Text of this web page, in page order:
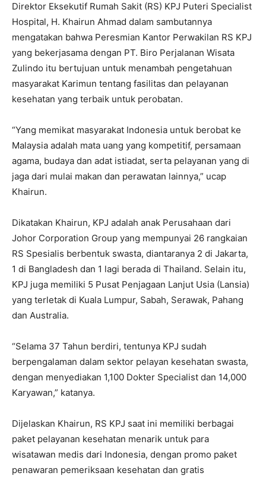
Direktor Eksekutif Rumah Sakit (RS) KPJ Puteri Specialist
Hospital, H. Khairun Ahmad dalam sambutannya
mengatakan bahwa Peresmian Kantor Perwakilan RS KPJ
yang bekerjasama dengan PT. Biro Perjalanan Wisata
Zulindo itu bertujuan untuk menambah pengetahuan
masyarakat Karimun tentang fasilitas dan pelayanan
kesehatan yang terbaik untuk perobatan.
“Yang memikat masyarakat Indonesia untuk berobat ke
Malaysia adalah mata uang yang kompetitif, persamaan
agama, budaya dan adat istiadat, serta pelayanan yang di
jaga dari mulai makan dan perawatan lainnya,” ucap
Khairun.
Dikatakan Khairun, KPJ adalah anak Perusahaan dari
Johor Corporation Group yang mempunyai 26 rangkaian
RS Spesialis berbentuk swasta, diantaranya 2 di Jakarta,
1 di Bangladesh dan 1 lagi berada di Thailand. Selain itu,
KPJ juga memiliki 5 Pusat Penjagaan Lanjut Usia (Lansia)
yang terletak di Kuala Lumpur, Sabah, Serawak, Pahang
dan Australia.
“Selama 37 Tahun berdiri, tentunya KPJ sudah
berpengalaman dalam sektor pelayan kesehatan swasta,
dengan menyediakan 1,100 Dokter Specialist dan 14,000
Karyawan,” katanya.
Dijelaskan Khairun, RS KPJ saat ini memiliki berbagai
paket pelayanan kesehatan menarik untuk para
wisatawan medis dari Indonesia, dengan promo paket
penawaran pemeriksaan kesehatan dan gratis